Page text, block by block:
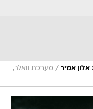
אמיר / מערכת וואלה,